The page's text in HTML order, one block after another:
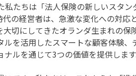
たちは「法人保険の新しいスタン
の経営者は、急激な変化への対応
切にしてきたオランダ生まれの保
を活用したスマートな顧客体験
ルを通じて3つの価値を提供します